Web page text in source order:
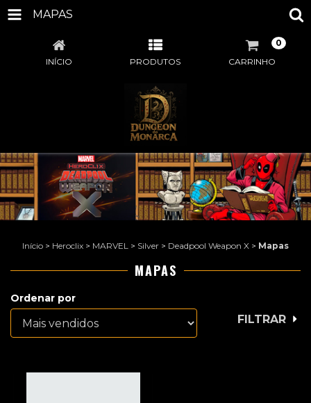
MAPAS
INÍCIO PRODUTOS CARRINHO
0
Início > Heroclix > MARVEL > Silver > Deadpool Weapon X > Mapas
MAPAS
Ordenar por
FILTRAR